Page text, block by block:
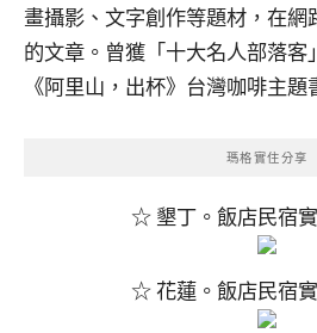
畫攝影、文字創作等題材，在網
的文章。曾獲「十大名人部落客
《阿里山，出杯》台灣咖啡主題
瑪格實住分享
☆ 墾丁。飯店民宿
☆ 花蓮。飯店民宿